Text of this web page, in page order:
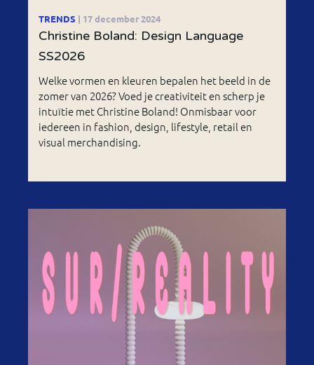
TRENDS | 17 december 2024
Christine Boland: Design Language
SS2026
Welke vormen en kleuren bepalen het beeld in de
zomer van 2026? Voed je creativiteit en scherp je
intuïtie met Christine Boland! Onmisbaar voor
iedereen in fashion, design, lifestyle, retail en
visual merchandising.